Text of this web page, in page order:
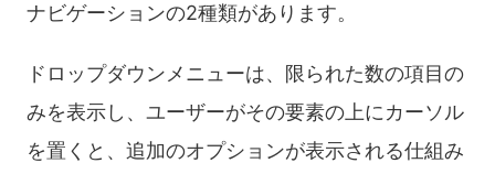
ナビゲーションの2種類があります。
ドロップダウンメニューは、限られた数の項目の
みを表示し、ユーザーがその要素の上にカーソル
を置くと、追加のオプションが表示される仕組み